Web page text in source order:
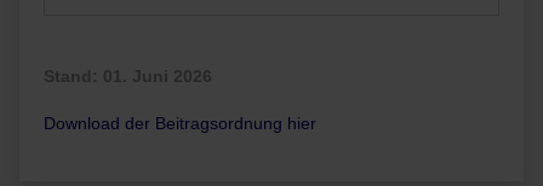
Stand: 01. Juni 2026
Download der Beitragsordnung hier